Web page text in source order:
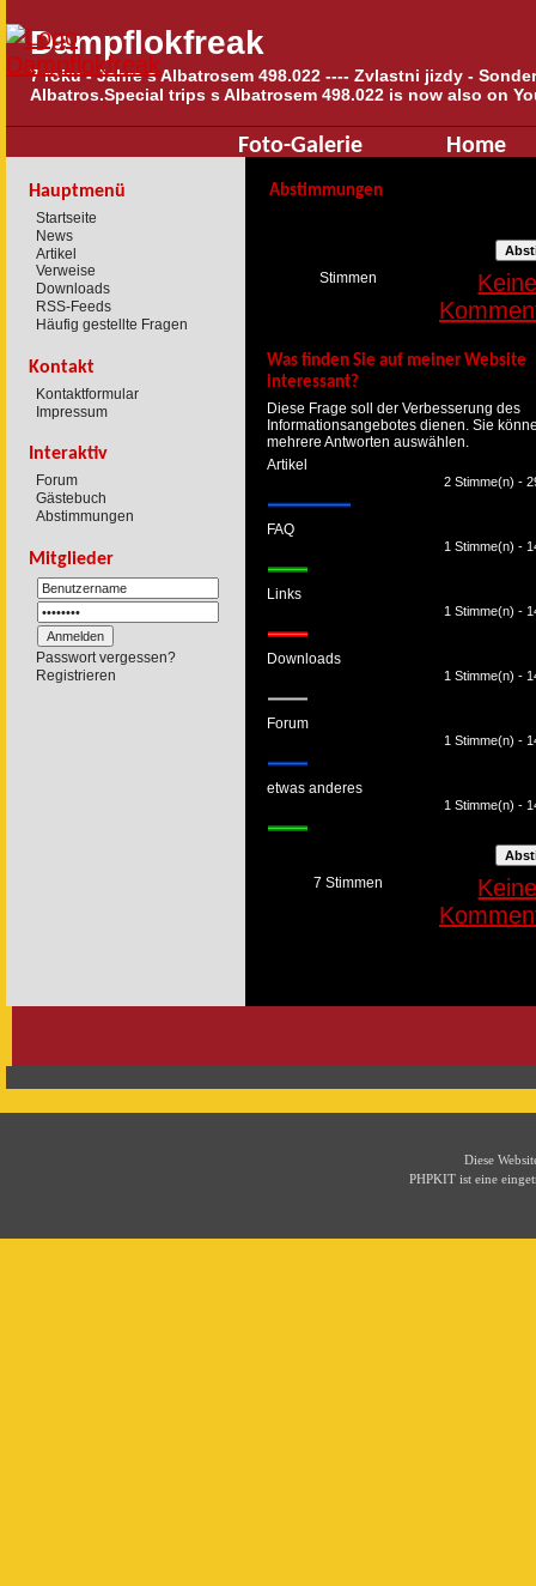
Dampflokfreak
7 roku - Jahre s Albatrosem 498.022 ---- Zvlastni jizdy -
Albatros.Special trips s Albatrosem 498.022 is now also on
Foto-Galerie Home
Hauptmenü
Startseite
News
Artikel
Verweise
Downloads
RSS-Feeds
Häufig gestellte Fragen
Kontakt
Kontaktformular
Impressum
Interaktiv
Forum
Gästebuch
Abstimmungen
Mitglieder
Passwort vergessen?
Registrieren
Abstimmungen
Stimmen
Was finden Sie auf meiner Website
interessant?
Diese Frage soll der Verbesserung des
Informationsangebotes dienen. Sie
mehrere Antworten auswählen.
Artikel
2 Stimme(n) -
FAQ
1 Stimme(n) -
Links
1 Stimme(n) -
Downloads
1 Stimme(n) -
Forum
1 Stimme(n) -
etwas anderes
1 Stimme(n) -
7 Stimmen
Diese
PHPKIT ist eine